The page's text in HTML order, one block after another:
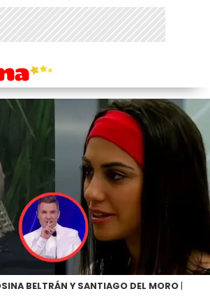
BELTRÁN Y SANTIAGO DEL MORO |